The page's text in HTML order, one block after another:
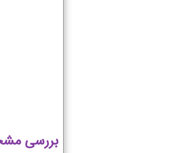
بررسی